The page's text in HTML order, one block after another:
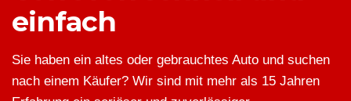
einfach
Sie haben ein altes oder gebrauchtes Auto und suchen
nach einem Käufer? Wir sind mit mehr als 15 Jahren